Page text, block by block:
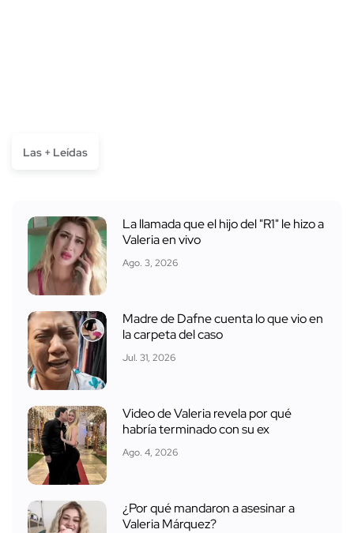
Las + Leídas
La llamada que el hijo del "R1" le hizo a
Valeria en vivo
Ago. 3, 2026
Madre de Dafne cuenta lo que vio en
la carpeta del caso
Jul. 31, 2026
Video de Valeria revela por qué
habría terminado con su ex
Ago. 4, 2026
¿Por qué mandaron a asesinar a
Valeria Márquez?